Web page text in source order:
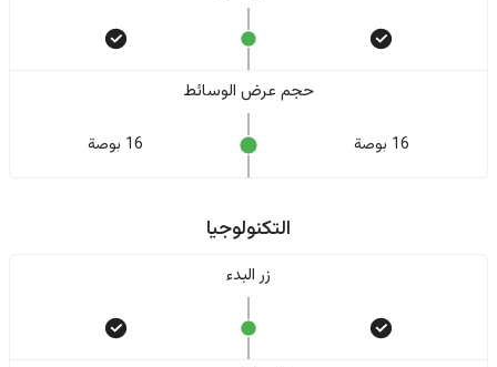
حجم عرض الوسائط
16 بوصة 16 بوصة
التكنولوجيا
زر البدء